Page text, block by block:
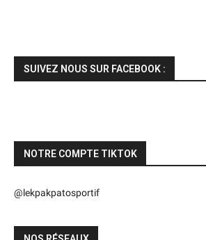
SUIVEZ NOUS SUR FACEBOOK :
NOTRE COMPTE TIKTOK
@lekpakpatosportif